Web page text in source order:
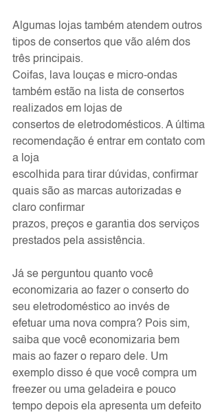
Algumas lojas também atendem outros
tipos de consertos que vão além dos
três principais.
Coifas, lava louças e micro-ondas
também estão na lista de consertos
realizados em lojas de
consertos de eletrodomésticos. A última
recomendação é entrar em contato com
a loja
escolhida para tirar dúvidas, confirmar
quais são as marcas autorizadas e
claro confirmar
prazos, preços e garantia dos serviços
prestados pela assistência.
Já se perguntou quanto você
economizaria ao fazer o conserto do
seu eletrodoméstico ao invés de
efetuar uma nova compra? Pois sim,
saiba que você economizaria bem
mais ao fazer o reparo dele. Um
exemplo disso é que você compra um
freezer ou uma geladeira e pouco
tempo depois ela apresenta um defeito